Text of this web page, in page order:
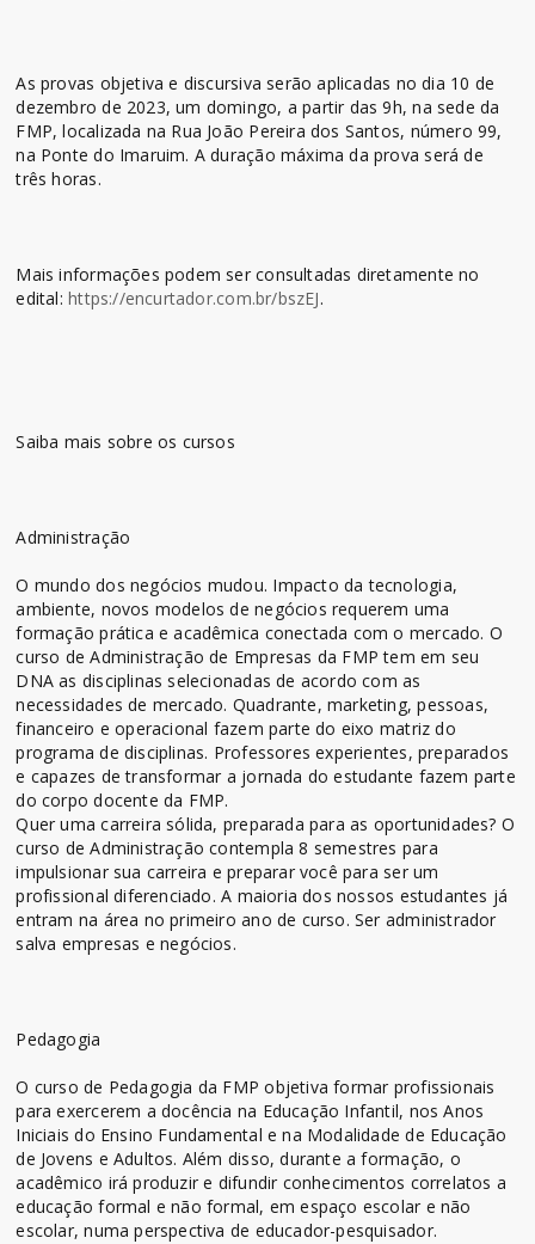
As provas objetiva e discursiva serão aplicadas no dia 10 de
dezembro de 2023, um domingo, a partir das 9h, na sede da
FMP, localizada na Rua João Pereira dos Santos, número 99,
na Ponte do Imaruim. A duração máxima da prova será de
três horas.
Mais informações podem ser consultadas diretamente no
edital:https://encurtador.com.br/bszEJ.
Saiba mais sobre os cursos
Administração
O mundo dos negócios mudou. Impacto da tecnologia,
ambiente, novos modelos de negócios requerem uma
formação prática e acadêmica conectada com o mercado. O
curso de Administração de Empresas da FMP tem em seu
DNA as disciplinas selecionadas de acordo com as
necessidades de mercado. Quadrante, marketing, pessoas,
financeiro e operacional fazem parte do eixo matriz do
programa de disciplinas. Professores experientes, preparados
e capazes de transformar a jornada do estudante fazem parte
do corpo docente da FMP.
Quer uma carreira sólida, preparada para as oportunidades? O
curso de Administração contempla 8 semestres para
impulsionar sua carreira e preparar você para ser um
profissional diferenciado. A maioria dos nossos estudantes já
entram na área no primeiro ano de curso. Ser administrador
salva empresas e negócios.
Pedagogia
O curso de Pedagogia da FMP objetiva formar profissionais
para exercerem a docência na Educação Infantil, nos Anos
Iniciais do Ensino Fundamental e na Modalidade de Educação
de Jovens e Adultos. Além disso, durante a formação, o
acadêmico irá produzir e difundir conhecimentos correlatos a
educação formal e não formal, em espaço escolar e não
escolar, numa perspectiva de educador-pesquisador.